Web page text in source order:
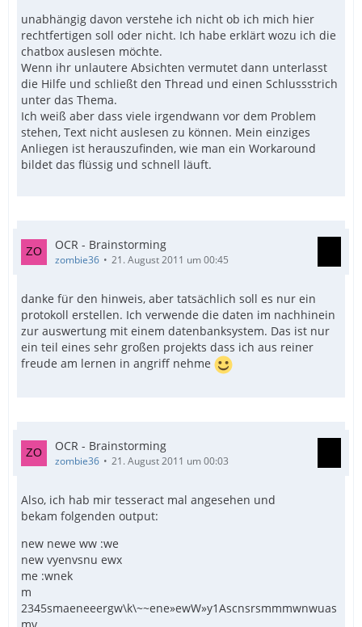
unabhängig davon verstehe ich nicht ob ich mich hier
rechtfertigen soll oder nicht. Ich habe erklärt wozu ich die
chatbox auslesen möchte.
Wenn ihr unlautere Absichten vermutet dann unterlasst
die Hilfe und schließt den Thread und einen Schlussstrich
unter das Thema.
Ich weiß aber dass viele irgendwann vor dem Problem
stehen, Text nicht auslesen zu können. Mein einziges
Anliegen ist herauszufinden, wie man ein Workaround
bildet das flüssig und schnell läuft.
OCR - Brainstorming
zombie36 21. August 2011 um 00:45
danke für den hinweis, aber tatsächlich soll es nur ein
protokoll erstellen. Ich verwende die daten im nachhinein
zur auswertung mit einem datenbanksystem. Das ist nur
ein teil eines sehr großen projekts dass ich aus reiner
freude am lernen in angriff nehme
OCR - Brainstorming
zombie36 21. August 2011 um 00:03
Also, ich hab mir tesseract mal angesehen und
bekam folgenden output:
new newe ww :we
new vyenvsnu ewx
me :wnek
m
2345smaeneeergw\k\~~ene»ewW»y1Ascnsrsmmmwnwuas